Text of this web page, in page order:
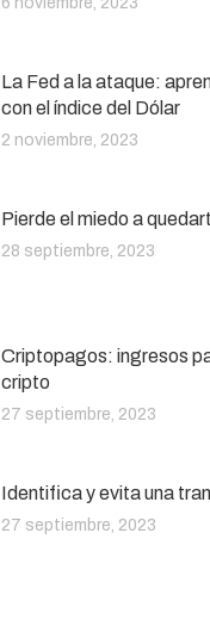
La Fed a la ataque:
con el índice del Dólar
2 noviembre, 2023
Pierde el miedo a
28 septiembre, 2023
Criptopagos: ingresos
cripto
27 septiembre, 2023
Identifica y evita una
27 septiembre, 2023